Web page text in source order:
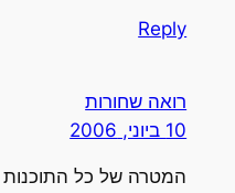
Reply
רואה שחורות
10 ביוני, 2006
המטרה של כל